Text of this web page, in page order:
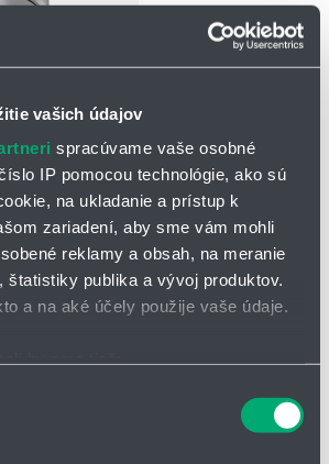
vašich údajov
spracúvame vaše osobné
IP pomocou technológie, ako sú
na ukladanie a prístup k
zariadení, aby sme vám mohli
reklamy a obsah, na meranie
štatistiky publika a vývoj produktov.
a na aké účely použije vaše údaje.
na niekoľko metrov
DOPYT
dýza 500.234 PicoWhirly
s rotačnými priamymi lúčmi
ložiskom